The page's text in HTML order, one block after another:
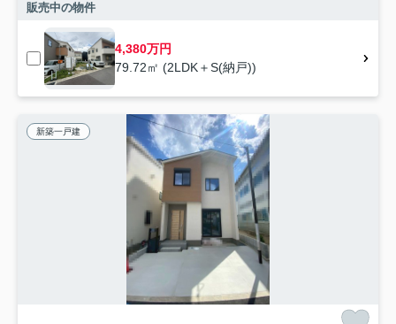
販売中の物件
4,380万円
79.72㎡ (2LDK＋S(納戸))
新築一戸建